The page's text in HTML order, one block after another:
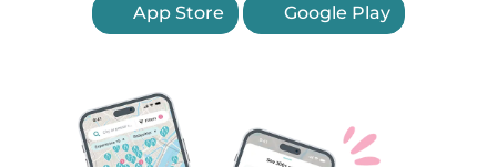
App Store Google Play